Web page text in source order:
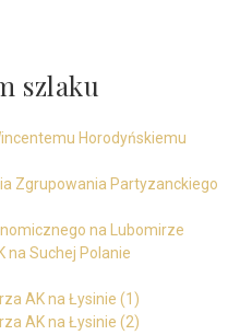
szlaku
Horodyńskiemu
Zgrupowania Partyzanckiego
na Lubomirze
na Suchej Polanie
AK na Łysinie (1)
AK na Łysinie (2)